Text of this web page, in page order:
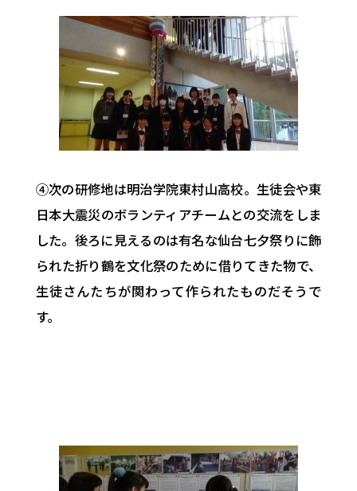
④次の研修地は明治学院東村山高校。生徒会や東
日本大震災のボランティアチームとの交流をしま
した。後ろに見えるのは有名な仙台七夕祭りに飾
られた折り鶴を文化祭のために借りてきた物で、
生徒さんたちが関わって作られたものだそうで
す。